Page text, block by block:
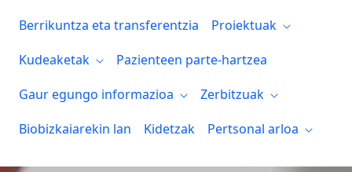
Berrikuntza eta transferentzia
Proiektuak
Kudeaketak
Pazienteen parte-hartzea
Gaur egungo informazioa
Zerbitzuak
Biobizkaiarekin lan
Kidetzak Pertsonal arloa